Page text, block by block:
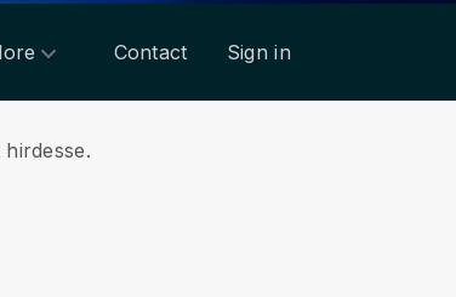
Contact Sign in